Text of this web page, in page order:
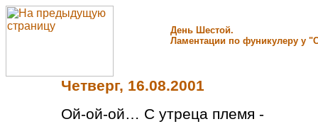
День Шестой.
Ламентации по фуникулеру у
Четверг, 16.08.2001
Ой-ой-ой… С утреца племя -